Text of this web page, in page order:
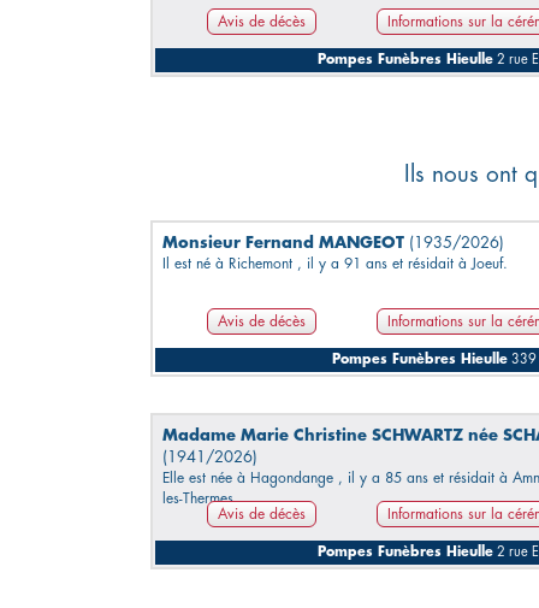
Avis de décès Informations sur la
Pompes Funèbres Hieulle 2 rue
Ils nous ont
Monsieur Fernand MANGEOT (1935/2026)
Il est né à Richemont , il y a 91 ans et résidait à Joeuf.
Avis de décès Informations sur la
Pompes Funèbres Hieulle 339
Madame Marie Christine SCHWARTZ née
(1941/2026)
Elle est née à Hagondange , il y a 85 ans et résidait à
les-Thermes.
Avis de décès
Informations sur la
Pompes Funèbres Hieulle 2 rue